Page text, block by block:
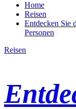
Home
Reisen
Entdecken Sie
Personen
Reisen